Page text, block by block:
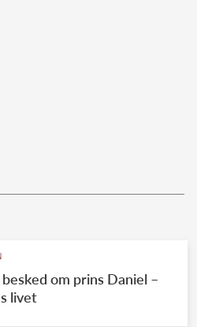
om prins Daniel –
livet